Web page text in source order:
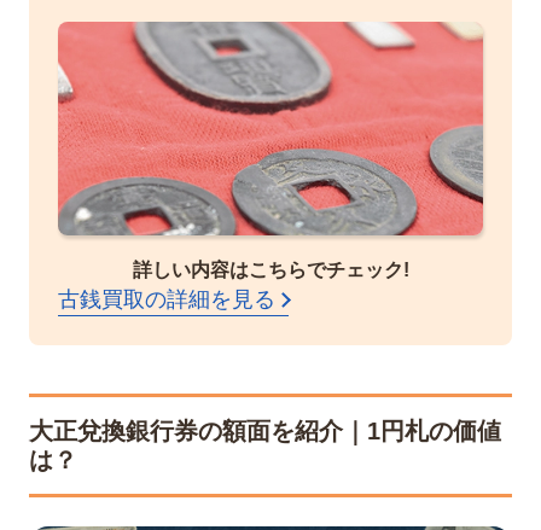
詳しい内容はこちらでチェック!
古銭買取の詳細を見る
大正兌換銀行券の額面を紹介｜1円札の価値
は？